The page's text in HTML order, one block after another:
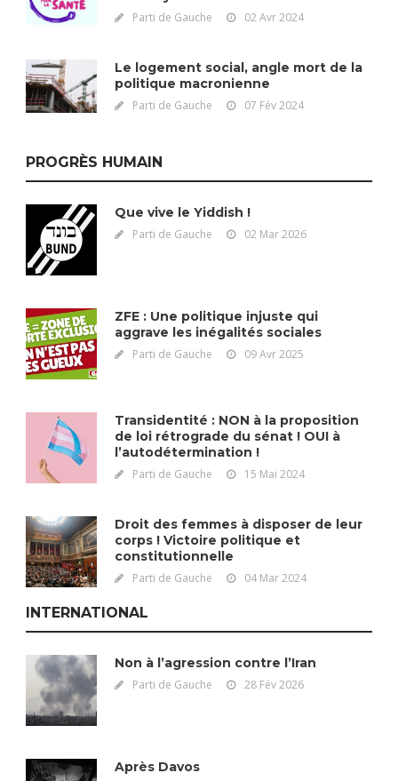
Parti de Gauche 02 Avr 2024
Le logement social, angle mort de la
politique macronienne
Parti de Gauche 07 Fév 2024
PROGRÈS HUMAIN
Que vive le Yiddish !
Parti de Gauche 02 Mar 2026
ZFE : Une politique injuste qui
aggrave les inégalités sociales
Parti de Gauche 09 Avr 2025
Transidentité : NON à la proposition
de loi rétrograde du sénat ! OUI à
l’autodétermination !
Parti de Gauche 15 Mai 2024
Droit des femmes à disposer de leur
corps ! Victoire politique et
constitutionnelle
Parti de Gauche 04 Mar 2024
INTERNATIONAL
Non à l’agression contre l’Iran
Parti de Gauche 28 Fév 2026
Après Davos